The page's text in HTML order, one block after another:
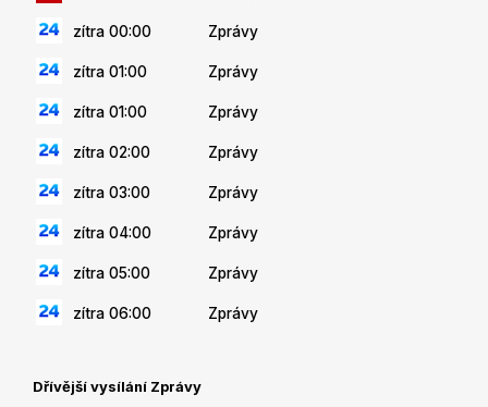
zítra 00:00 Zprávy
zítra 01:00 Zprávy
zítra 01:00 Zprávy
zítra 02:00 Zprávy
zítra 03:00 Zprávy
zítra 04:00 Zprávy
zítra 05:00 Zprávy
zítra 06:00 Zprávy
Dřívější vysílání Zprávy